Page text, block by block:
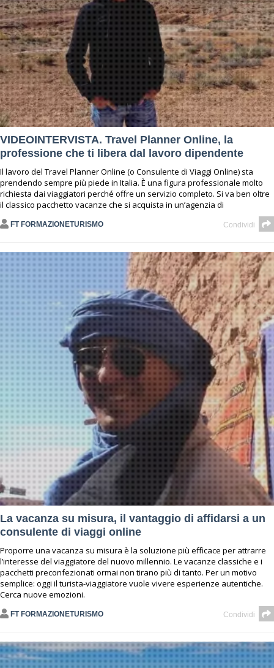
VIDEOINTERVISTA. Travel Planner Online, la
professione che ti libera dal lavoro dipendente
Il lavoro del Travel Planner Online (o Consulente di Viaggi Online) sta
prendendo sempre più piede in Italia. È una figura professionale molto
richiesta dai viaggiatori perché offre un servizio completo. Si va ben oltre
il classico pacchetto vacanze che si acquista in un’agenzia di
FT FORMAZIONETURISMO Condividi
La vacanza su misura, il vantaggio di affidarsi a un
consulente di viaggi online
Proporre una vacanza su misura è la soluzione più efficace per attrarre
l’interesse del viaggiatore del nuovo millennio. Le vacanze classiche e i
pacchetti preconfezionati ormai non tirano più di tanto. Per un motivo
semplice: oggi il turista-viaggiatore vuole vivere esperienze autentiche.
Cerca nuove emozioni.
FT FORMAZIONETURISMO Condividi